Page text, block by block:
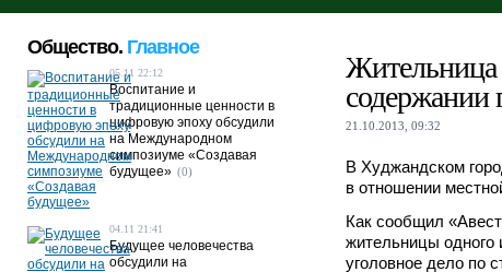
Жительница
содержании
21.10.2013, 09:32
В Худжандском
в отношении
Как сообщил
жительницы одного
уголовное дело по
Общество. Главное
05.11 22:12
Воспитание и
традиционные ценности в
цифровую эпоху обсудили
на Международном
симпозиуме «Создавая
будущее» (0)
04.11 21:41
Будущее человечества
обсудили на